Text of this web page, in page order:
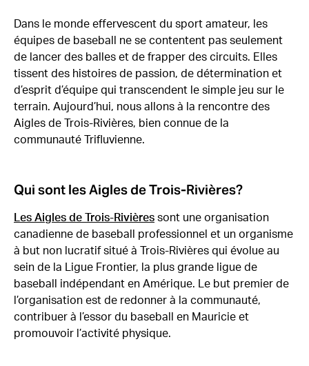
Dans le monde effervescent du sport amateur, les
équipes de baseball ne se contentent pas seulement
de lancer des balles et de frapper des circuits. Elles
tissent des histoires de passion, de détermination et
d’esprit d’équipe qui transcendent le simple jeu sur le
terrain. Aujourd’hui, nous allons à la rencontre des
Aigles de Trois-Rivières, bien connue de la
communauté Trifluvienne.
Qui sont les Aigles de Trois-Rivières?
Les Aigles de Trois-Rivières sont une organisation
canadienne de baseball professionnel et un organisme
à but non lucratif situé à Trois-Rivières qui évolue au
sein de la Ligue Frontier, la plus grande ligue de
baseball indépendant en Amérique. Le but premier de
l’organisation est de redonner à la communauté,
contribuer à l’essor du baseball en Mauricie et
promouvoir l’activité physique.